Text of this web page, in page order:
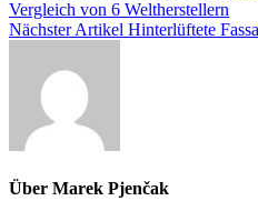
Vergleich von 6 Weltherstellern
Nächster Artikel Hinterlüftete
Über Marek Pjenčak